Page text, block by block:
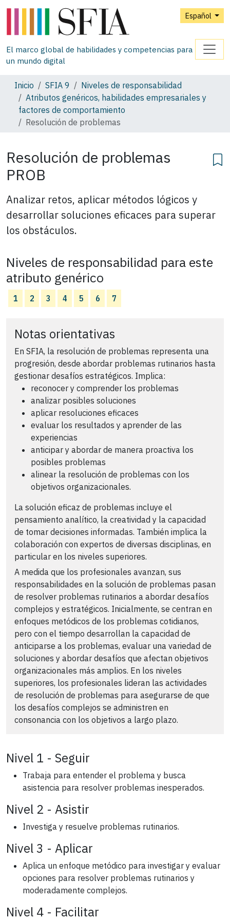
Español
El marco global de habilidades y competencias para
un mundo digital
Inicio SFIA 9
Niveles de responsabilidad
Atributos genéricos, habilidades empresariales y
factores de comportamiento
Resolución de problemas
Resolución de problemas
PROB
Analizar retos, aplicar métodos lógicos y
desarrollar soluciones eficaces para superar
los obstáculos.
Niveles de responsabilidad para este
atributo genérico
1 2 3 4 5 6 7
Notas orientativas
En SFIA, la resolución de problemas representa una
progresión, desde abordar problemas rutinarios hasta
gestionar desafíos estratégicos. Implica:
reconocer y comprender los problemas
analizar posibles soluciones
aplicar resoluciones eficaces
evaluar los resultados y aprender de las
experiencias
anticipar y abordar de manera proactiva los
posibles problemas
alinear la resolución de problemas con los
objetivos organizacionales.
La solución eficaz de problemas incluye el
pensamiento analítico, la creatividad y la capacidad
de tomar decisiones informadas. También implica la
colaboración con expertos de diversas disciplinas, en
particular en los niveles superiores.
A medida que los profesionales avanzan, sus
responsabilidades en la solución de problemas pasan
de resolver problemas rutinarios a abordar desafíos
complejos y estratégicos. Inicialmente, se centran en
enfoques metódicos de los problemas cotidianos,
pero con el tiempo desarrollan la capacidad de
anticiparse a los problemas, evaluar una variedad de
soluciones y abordar desafíos que afectan objetivos
organizacionales más amplios. En los niveles
superiores, los profesionales lideran las actividades
de resolución de problemas para asegurarse de que
los desafíos complejos se administren en
consonancia con los objetivos a largo plazo.
Nivel 1 - Seguir
Trabaja para entender el problema y busca
asistencia para resolver problemas inesperados.
Nivel 2 - Asistir
Investiga y resuelve problemas rutinarios.
Nivel 3 - Aplicar
Aplica un enfoque metódico para investigar y evaluar
opciones para resolver problemas rutinarios y
moderadamente complejos.
Nivel 4 - Facilitar